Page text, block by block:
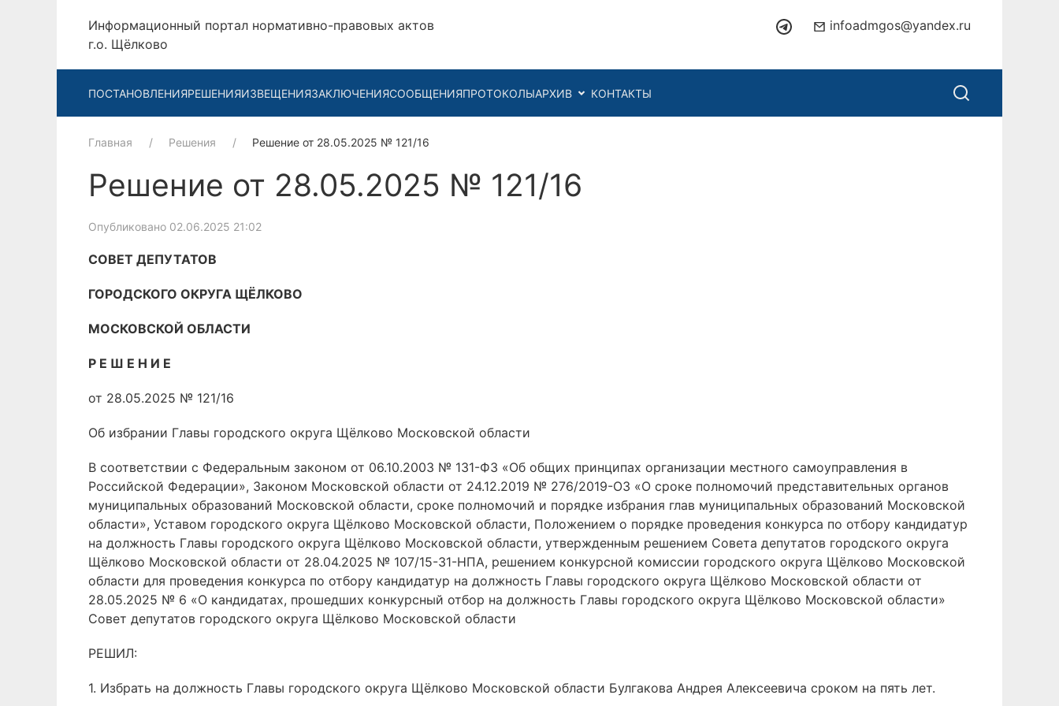
Информационный портал нормативно-правовых актов
г.о. Щёлково
infoadmgos@yandex.ru
ПОСТАНОВЛЕНИЯРЕШЕНИЯИЗВЕЩЕНИЯЗАКЛЮЧЕНИЯСООБЩЕНИЯПРОТОКОЛЫАРХИВ КОНТАКТЫ
Главная Решения Решение от 28.05.2025 № 121/16
Решение от 28.05.2025 № 121/16
Опубликовано 02.06.2025 21:02
СОВЕТ ДЕПУТАТОВ
ГОРОДСКОГО ОКРУГА ЩЁЛКОВО
МОСКОВСКОЙ ОБЛАСТИ
Р Е Ш Е Н И Е
от 28.05.2025 № 121/16
Об избрании Главы городского округа Щёлково Московской области
В соответствии с Федеральным законом от 06.10.2003 № 131-ФЗ «Об общих принципах организации местного самоуправления в
Российской Федерации», Законом Московской области от 24.12.2019 № 276/2019-ОЗ «О сроке полномочий представительных органов
муниципальных образований Московской области, сроке полномочий и порядке избрания глав муниципальных образований Московской
области», Уставом городского округа Щёлково Московской области, Положением о порядке проведения конкурса по отбору кандидатур
на должность Главы городского округа Щёлково Московской области, утвержденным решением Совета депутатов городского округа
Щёлково Московской области от 28.04.2025 № 107/15-31-НПА, решением конкурсной комиссии городского округа Щёлково Московской
области для проведения конкурса по отбору кандидатур на должность Главы городского округа Щёлково Московской области от
28.05.2025 № 6 «О кандидатах, прошедших конкурсный отбор на должность Главы городского округа Щёлково Московской области»
Совет депутатов городского округа Щёлково Московской области
РЕШИЛ:
1. Избрать на должность Главы городского округа Щёлково Московской области Булгакова Андрея Алексеевича сроком на пять лет.